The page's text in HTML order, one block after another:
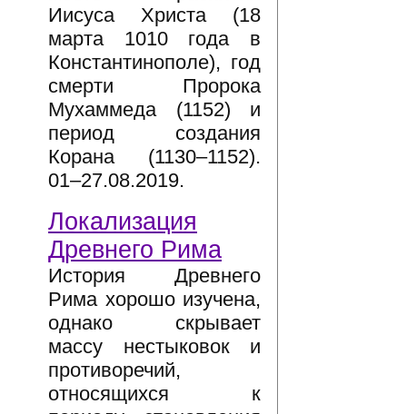
Иисуса Христа (18
марта 1010 года в
Константинополе), год
смерти Пророка
Мухаммеда (1152) и
период создания
Корана (1130–1152).
01–27.08.2019.
Локализация
Древнего Рима
История Древнего
Рима хорошо изучена,
однако скрывает
массу нестыковок и
противоречий,
относящихся к